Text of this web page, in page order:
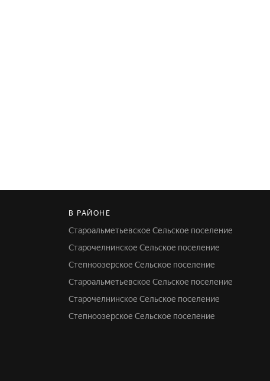
В РАЙОНЕ
Староальметьевское Сельское поселение
Старочелнинское Сельское поселение
Степноозерское Сельское поселение
Староальметьевское Сельское поселение
Старочелнинское Сельское поселение
Степноозерское Сельское поселение